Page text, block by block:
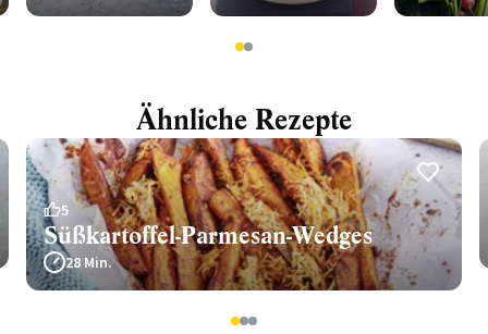
12
Ähnliche Rezepte
5
Süßkartoffel-Parmesan-Wedges
28 Min.
123